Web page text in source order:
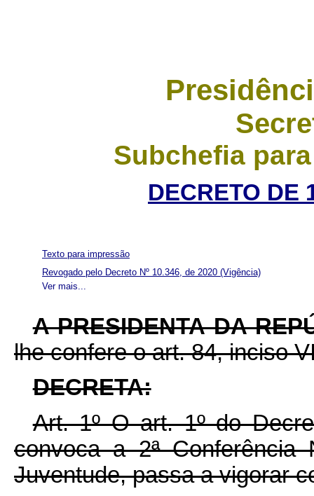
Subchefia
DECRETO DE
Ver mais...
Texto para impressão
Revogado pelo Decreto Nº 10.346, de 2020 (Vigência)
A PRESIDENTA DA
lhe confere o art. 84, inciso
DECRETA:
Art. 1º O art. 1º do
convoca a 2ª Conferência
Juventude, passa a vigorar